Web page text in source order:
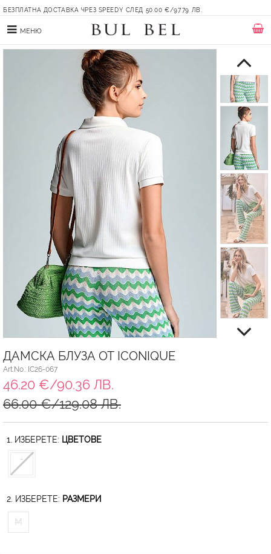
БЕЗПЛАТНА ДОСТАВКА ЧРЕЗ SPEEDY СЛЕД 50.00 €/97.79 ЛВ.
МЕНЮ
ДАМСКА БЛУЗА ОТ ICONIQUE
Art.No.: IC26-067
46.20 €/90.36 ЛВ.
66.00 €/129.08 ЛВ.
1. ИЗБЕРЕТЕ: ЦВЕТОВЕ
2. ИЗБЕРЕТЕ: РАЗМЕРИ
M